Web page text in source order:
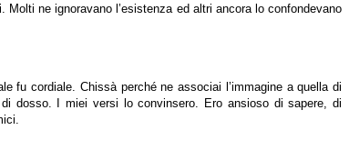
ne ignoravano l’esistenza ed altri ancora lo confondevano
fu cordiale. Chissà perché ne associai l’immagine a quella di
dosso. I miei versi lo convinsero. Ero ansioso di sapere, di